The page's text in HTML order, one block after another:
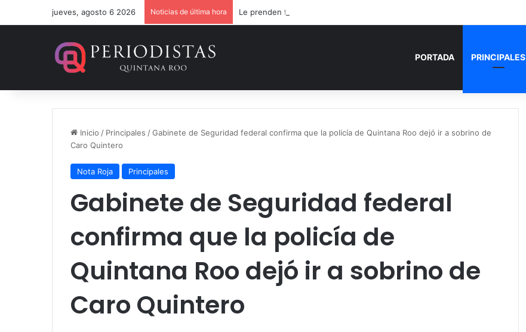
jueves, agosto 6 2026 Noticias de última hora Le prenden fuego a camioneta involucrada en balacera en Carrillo Puerto
PORTADA PRINCIPALES
Inicio / Principales /Gabinete de Seguridad federal confirma que la policía de Quintana Roo dejó ir a sobrino de
Caro Quintero
Nota Roja Principales
Gabinete de Seguridad federal
confirma que la policía de
Quintana Roo dejó ir a sobrino de
Caro Quintero